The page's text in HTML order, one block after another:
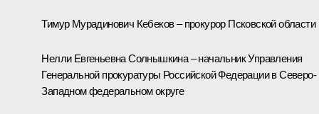
Тимур Мурадинович Кебеков – прокурор Псковской области
Нелли Евгеньевна Солнышкина – начальник Управления
Генеральной прокуратуры Российской Федерации в Северо-
Западном федеральном округе